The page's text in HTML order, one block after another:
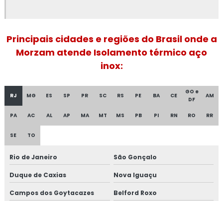
Fibra cerâmica isolamento térmico
Fornecedor de isolamento térmico industrial
Isolamento acústico industrial
Isolamento acústico industrial no rj
Isolamento acústico para funilaria industrial
Isolamento acústico para indústrias
Principais cidades e regiões do Brasil onde a
Morzam atende Isolamento térmico aço
inox:
RJ MG ES SP PR SC RS PE BA CE
GO e
DF
AM
PA AC AL AP MA MT MS PB PI RN RO RR
SE TO
Rio de Janeiro São Gonçalo
Duque de Caxias Nova Iguaçu
Campos dos Goytacazes Belford Roxo